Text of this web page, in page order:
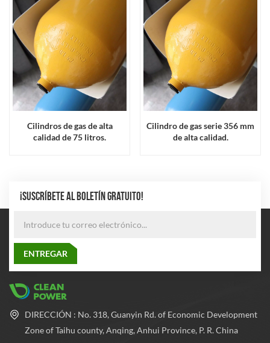
Cilindros de gas de alta
calidad de 75 litros.
Cilindro de gas serie 356 mm
de alta calidad.
¡SUSCRÍBETE AL BOLETÍN GRATUITO!
DIRECCIÓN : No. 318, Guanyin Rd. of Economic Development
Zone of Taihu county, Anqing, Anhui Province, P. R. China